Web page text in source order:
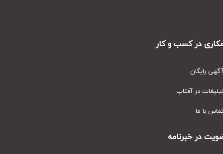
در کسب و کار
رایگان
در آفتاب
با ما
در خبرنامه